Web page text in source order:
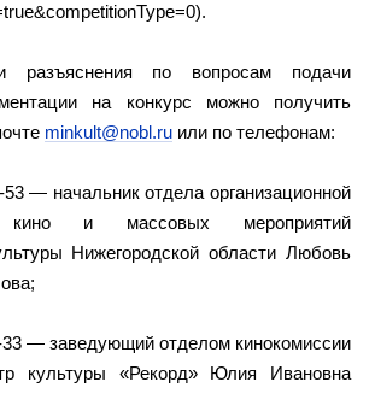
разъяснения по вопросам подачи
на конкурс можно получить
minkult@nobl.ru или по телефонам:
— начальник отдела организационной
кино и массовых мероприятий
Нижегородской области Любовь
— заведующий отделом кинокомиссии
культуры «Рекорд» Юлия Ивановна